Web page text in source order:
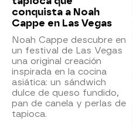
conquista a Noah
Cappe en Las Vegas
Noah Cappe descubre en
un festival de Las Vegas
una original creación
inspirada en la cocina
asiática: un sándwich
dulce de queso fundido,
pan de canela y perlas de
tapioca.